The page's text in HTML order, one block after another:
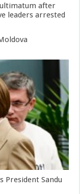
after
leaders arrested
President Sandu